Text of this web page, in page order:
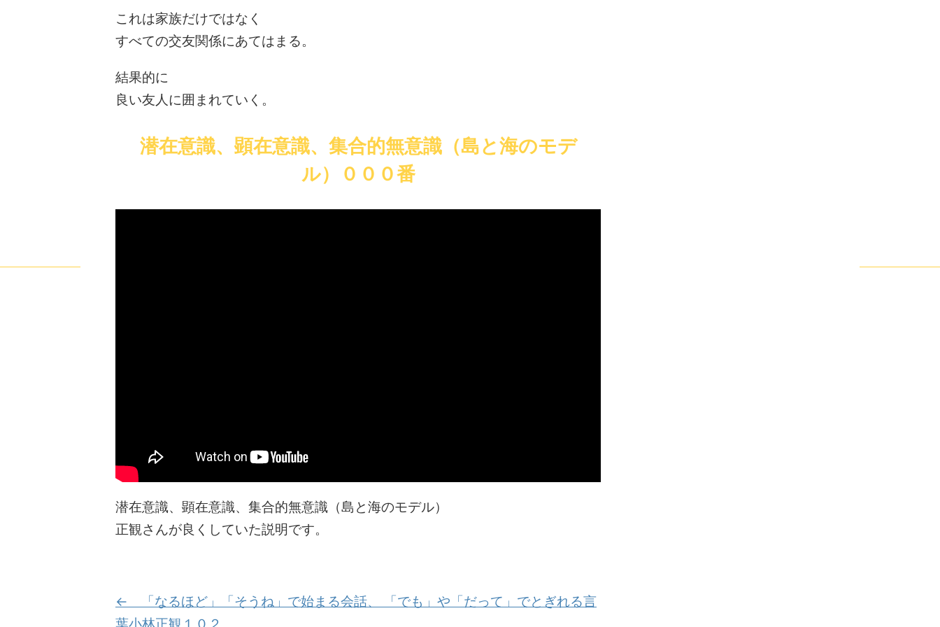
これは家族だけではなく
すべての交友関係にあてはまる。
結果的に
良い友人に囲まれていく。
潜在意識、顕在意識、集合的無意識（島と海のモデ
ル）０００番
潜在意識、顕在意識、集合的無意識（島と海のモデル）
正観さんが良くしていた説明です。
← 「なるほど」「そうね」で始まる会話、 「でも」や「だって」でとぎれる言
葉小林正観１０２